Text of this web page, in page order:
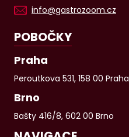
info@gastrozoom.cz
POBOČKY
Praha
Peroutkova 531, 158 00 Praha
Brno
Bašty 416/8, 602 00 Brno